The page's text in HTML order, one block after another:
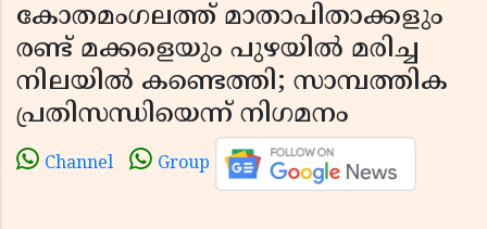
കോതമംഗലത്ത് മാതാപിതാക്കളും
രണ്ട് മക്കളെയും പുഴയിൽ മരിച്ച
നിലയിൽ കണ്ടെത്തി; സാമ്പത്തിക
പ്രതിസന്ധിയെന്ന് നിഗമനം
Channel Group